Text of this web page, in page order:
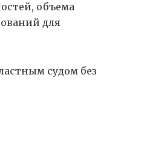
объема
для
судом без